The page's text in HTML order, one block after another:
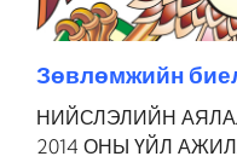
Зөвлөмжийн
НИЙСЛЭЛИЙН
2014 ОНЫ ҮЙЛ